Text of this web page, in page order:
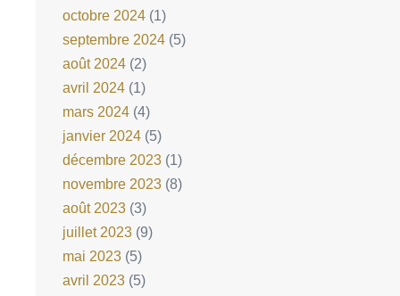
octobre 2024 (1)
septembre 2024 (5)
août 2024 (2)
avril 2024 (1)
mars 2024 (4)
janvier 2024 (5)
décembre 2023 (1)
novembre 2023 (8)
août 2023 (3)
juillet 2023 (9)
mai 2023 (5)
avril 2023 (5)